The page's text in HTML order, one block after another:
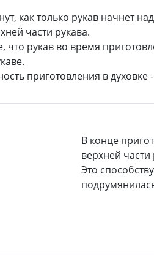
как только рукав начнет
части рукава.
что рукав во время
приготовления в духовке
В конце
верхней
Это